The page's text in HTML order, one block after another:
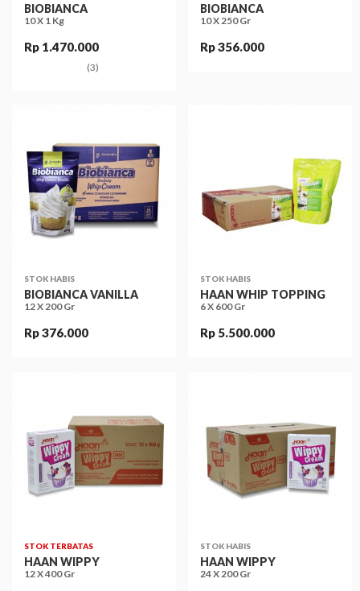
BIOBIANCA
10 X 1 Kg
Rp 1.470.000
(3)
BIOBIANCA
10 X 250 Gr
Rp 356.000
STOK HABIS
BIOBIANCA VANILLA
12 X 200 Gr
Rp 376.000
STOK HABIS
HAAN WHIP TOPPING
6 X 600 Gr
Rp 5.500.000
STOK TERBATAS
HAAN WIPPY
12 X 400 Gr
STOK HABIS
HAAN WIPPY
24 X 200 Gr